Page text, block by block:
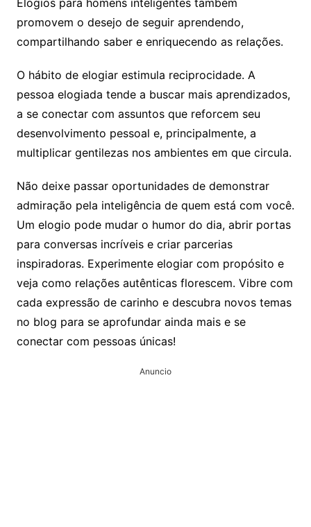
promovem o desejo de seguir aprendendo,
compartilhando saber e enriquecendo as relações.
O hábito de elogiar estimula reciprocidade. A
pessoa elogiada tende a buscar mais aprendizados,
a se conectar com assuntos que reforcem seu
desenvolvimento pessoal e, principalmente, a
multiplicar gentilezas nos ambientes em que circula.
Não deixe passar oportunidades de demonstrar
admiração pela inteligência de quem está com você.
Um elogio pode mudar o humor do dia, abrir portas
para conversas incríveis e criar parcerias
inspiradoras. Experimente elogiar com propósito e
veja como relações autênticas florescem. Vibre com
cada expressão de carinho e descubra novos temas
no blog para se aprofundar ainda mais e se
conectar com pessoas únicas!
Anuncio